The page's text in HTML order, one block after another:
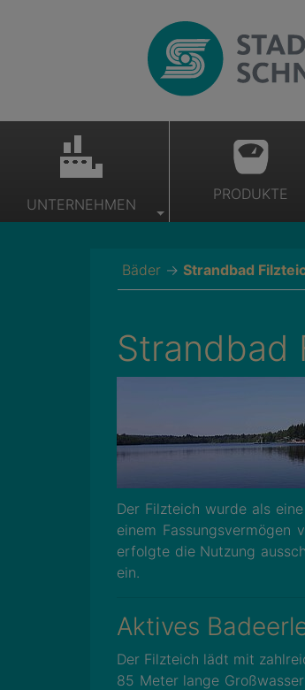
UNTERNEHMEN
PRODUKTE
Bäder → Strandbad
Strandbad
Der Filzteich wurde als
einem
erfolgte die Nutzung
ein.
Aktives
Der Filzteich lädt mit
85 Meter lange